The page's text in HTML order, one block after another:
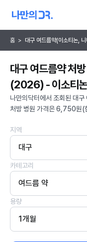
홈 > 대구 여드름약(이소티논,
대구 여드름약 처
(2026) - 이소티논
나만의닥터에서 조회된 대
처방 병원 가격은 6,750원(
지역
대구
카테고리
여드름 약
용량
1개월